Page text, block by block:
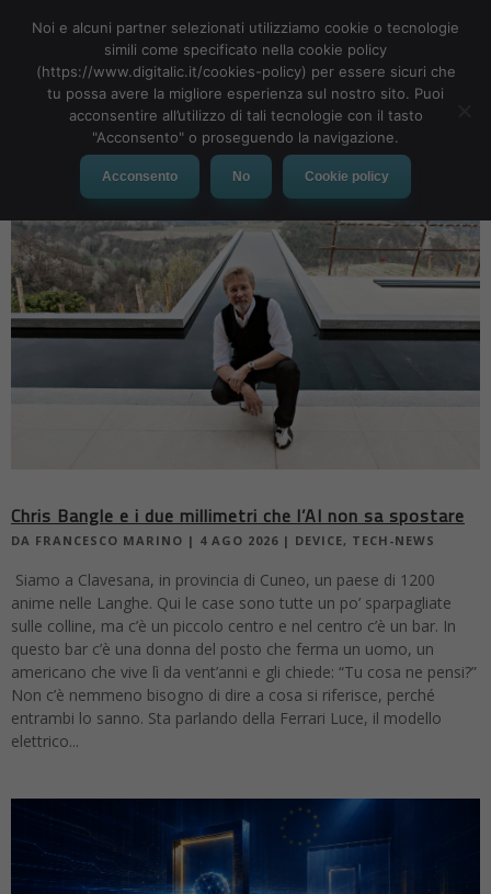
MENU
Chris Bangle e i due millimetri che l’AI non sa spostare
DA FRANCESCO MARINO | 4 AGO 2026 | DEVICE, TECH-NEWS
Siamo a Clavesana, in provincia di Cuneo, un paese di 1200
anime nelle Langhe. Qui le case sono tutte un po’ sparpagliate
sulle colline, ma c’è un piccolo centro e nel centro c’è un bar. In
questo bar c’è una donna del posto che ferma un uomo, un
americano che vive lì da vent’anni e gli chiede: “Tu cosa ne pensi?”
Non c’è nemmeno bisogno di dire a cosa si riferisce, perché
entrambi lo sanno. Sta parlando della Ferrari Luce, il modello
elettrico...
Noi e alcuni partner selezionati utilizziamo cookie o tecnologie
simili come specificato nella cookie policy
(https://www.digitalic.it/cookies-policy) per essere sicuri che
tu possa avere la migliore esperienza sul nostro sito. Puoi
acconsentire all’utilizzo di tali tecnologie con il tasto
"Acconsento" o proseguendo la navigazione.
Acconsento No Cookie policy